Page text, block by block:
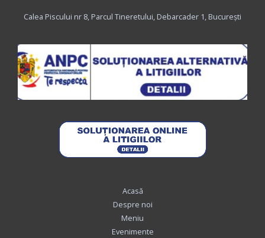
Calea Piscului nr 8, Parcul Tineretului, Debarcader 1, Bucureşti
Acasă
Despre noi
Meniu
Evenimente